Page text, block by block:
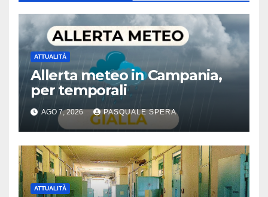
ATTUALITÀ
Allerta meteo in Campania,
per temporali
AGO 7, 2026 PASQUALE SPERA
ATTUALITÀ